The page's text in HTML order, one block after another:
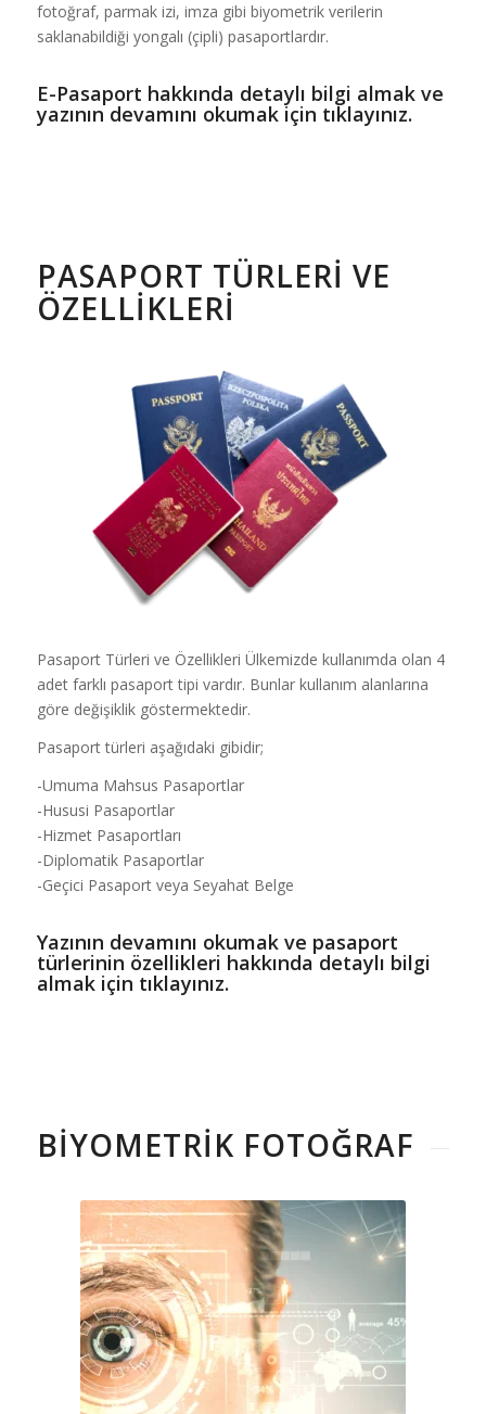
fotoğraf, parmak izi, imza gibi biyometrik verilerin
saklanabildiği yongalı (çipli) pasaportlardır.
E-Pasaport hakkında detaylı bilgi almak ve
yazının devamını okumak için tıklayınız.
PASAPORT TÜRLERI VE
ÖZELLIKLERI
Pasaport Türleri ve Özellikleri Ülkemizde kullanımda olan 4
adet farklı pasaport tipi vardır. Bunlar kullanım alanlarına
göre değişiklik göstermektedir.
Pasaport türleri aşağıdaki gibidir;
-Umuma Mahsus Pasaportlar
-Hususi Pasaportlar
-Hizmet Pasaportları
-Diplomatik Pasaportlar
-Geçici Pasaport veya Seyahat Belge
Yazının devamını okumak ve pasaport
türlerinin özellikleri hakkında detaylı bilgi
almak için tıklayınız.
BIYOMETRIK FOTOĞRAF